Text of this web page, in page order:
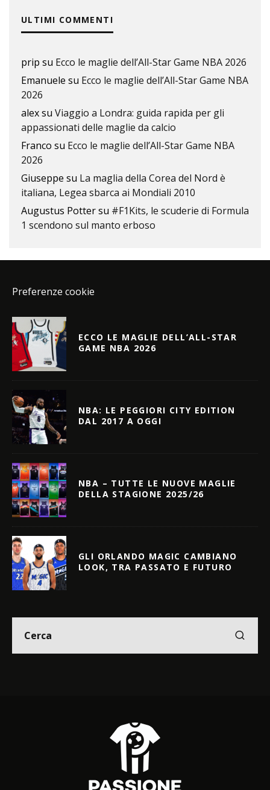
ULTIMI COMMENTI
prip su Ecco le maglie dell’All-Star Game NBA 2026
Emanuele su Ecco le maglie dell’All-Star Game NBA
2026
alexsu Viaggio a Londra: guida rapida per gli
appassionati delle maglie da calcio
Franco su Ecco le maglie dell’All-Star Game NBA
2026
Giuseppe su La maglia della Corea del Nord è
italiana, Legea sbarca ai Mondiali 2010
Augustus Pottersu #F1Kits, le scuderie di Formula
1 scendono sul manto erboso
Preferenze cookie
ECCO LE MAGLIE DELL’ALL-STAR
GAME NBA 2026
NBA: LE PEGGIORI CITY EDITION
DAL 2017 A OGGI
NBA – TUTTE LE NUOVE MAGLIE
DELLA STAGIONE 2025/26
GLI ORLANDO MAGIC CAMBIANO
LOOK, TRA PASSATO E FUTURO